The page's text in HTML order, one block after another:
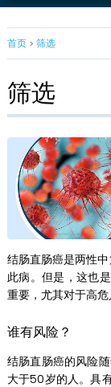
首页> 筛选
筛选
结肠直肠癌是两性
此病。但是，这也
重要，尤其对于高危
谁有风险？
结肠直肠癌的风险
大于50岁的人。具